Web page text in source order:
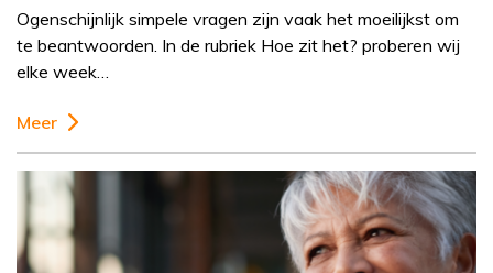
Ogenschijnlijk simpele vragen zijn vaak het moeilijkst om
te beantwoorden. In de rubriek Hoe zit het? proberen wij
elke week…
Meer